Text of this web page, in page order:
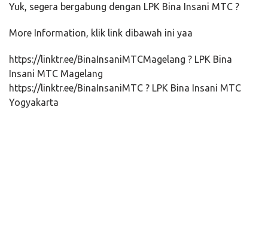
Yuk, segera bergabung dengan LPK Bina Insani MTC ?
More Information, klik link dibawah ini yaa
https://linktr.ee/BinaInsaniMTCMagelang ? LPK Bina
Insani MTC Magelang
https://linktr.ee/BinaInsaniMTC ? LPK Bina Insani MTC
Yogyakarta